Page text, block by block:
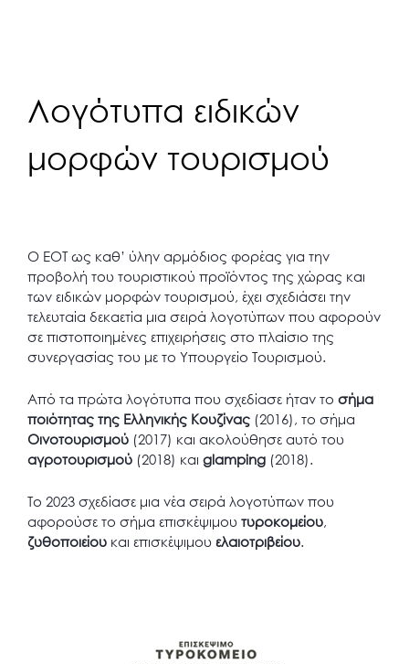
Λογότυπα ειδικών
μορφών τουρισμού
Ο ΕΟΤ ως καθ’ ύλην αρμόδιος φορέας για την
προβολή του τουριστικού προϊόντος της χώρας και
των ειδικών μορφών τουρισμού, έχει σχεδιάσει την
τελευταία δεκαετία μια σειρά λογοτύπων που αφορούν
σε πιστοποιημένες επιχειρήσεις στο πλαίσιο της
συνεργασίας του με το Υπουργείο Τουρισμού.
Από τα πρώτα λογότυπα που σχεδίασε ήταν το σήμα
ποιότητας της Ελληνικής Κουζίνας (2016), το σήμα
Οινοτουρισμού (2017) και ακολούθησε αυτό του
αγροτουρισμού (2018) και glamping (2018).
Το 2023 σχεδίασε μια νέα σειρά λογοτύπων που
αφορούσε το σήμα επισκέψιμου τυροκομείου,
ζυθοποιείου και επισκέψιμου ελαιοτριβείου.